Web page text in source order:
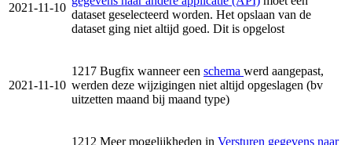
2021-11-10
dataset geselecteerd worden. Het opslaan van de
dataset ging niet altijd goed. Dit is opgelost
2021-11-10
1217 Bugfix wanneer een schema werd aangepast,
werden deze wijzigingen niet altijd opgeslagen (bv
uitzetten maand bij maand type)
1212 Meer mogelijkheden in Versturen gegevens naar